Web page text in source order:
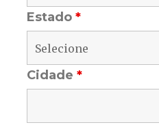
Estado*
Cidade*